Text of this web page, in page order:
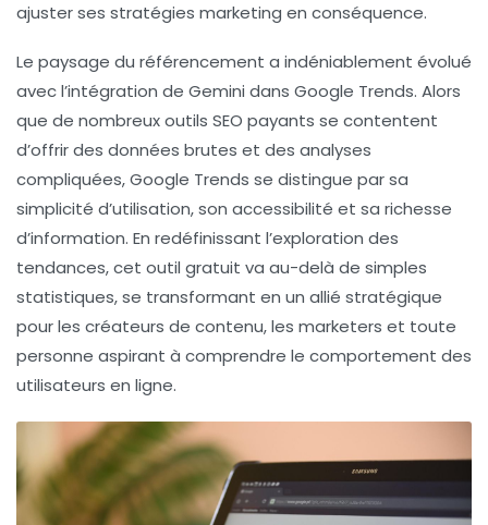
ajuster ses stratégies marketing en conséquence.
Le paysage du référencement a indéniablement évolué
avec l’intégration de Gemini dans Google Trends. Alors
que de nombreux outils SEO payants se contentent
d’offrir des données brutes et des analyses
compliquées, Google Trends se distingue par sa
simplicité d’utilisation, son accessibilité et sa richesse
d’information. En redéfinissant l’exploration des
tendances, cet outil gratuit va au-delà de simples
statistiques, se transformant en un allié stratégique
pour les créateurs de contenu, les marketers et toute
personne aspirant à comprendre le comportement des
utilisateurs en ligne.